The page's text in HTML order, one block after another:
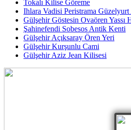
Tokalı Kilise Göreme
Ihlara Vadisi Peristrama
Gülşehir Göstesin Ovaören Yassı
Şahinefendi Sobesos Antik Kenti
Gülşehir Açıksaray Ören Yeri
Gülşehir Kurşunlu Cami
Gülşehir Aziz Jean Kilisesi